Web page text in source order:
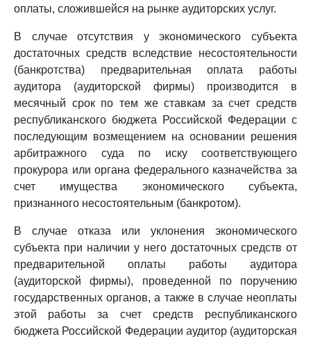
оплаты, сложившейся на рынке аудиторских услуг.
В случае отсутствия у экономического субъекта
достаточных средств вследствие несостоятельности
(банкротства) предварительная оплата работы
аудитора (аудиторской фирмы) производится в
месячный срок по тем же ставкам за счет средств
республиканского бюджета Российской Федерации с
последующим возмещением на основании решения
арбитражного суда по иску соответствующего
прокурора или органа федерального казначейства за
счет имущества экономического субъекта,
признанного несостоятельным (банкротом).
В случае отказа или уклонения экономического
субъекта при наличии у него достаточных средств от
предварительной оплаты работы аудитора
(аудиторской фирмы), проведенной по поручению
государственных органов, а также в случае неоплаты
этой работы за счет средств республиканского
бюджета Российской Федерации аудитор (аудиторская